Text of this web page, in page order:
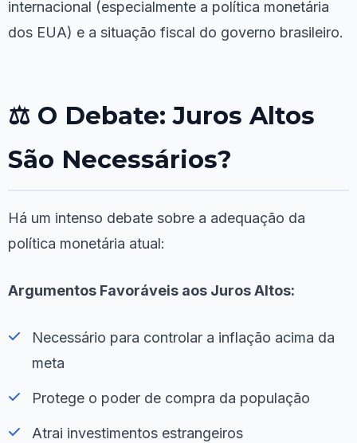
internacional (especialmente a política monetária
dos EUA) e a situação fiscal do governo brasileiro.
⚖️ O Debate: Juros Altos
São Necessários?
Há um intenso debate sobre a adequação da
política monetária atual:
Argumentos Favoráveis aos Juros Altos:
Necessário para controlar a inflação acima da
meta
Protege o poder de compra da população
Atrai investimentos estrangeiros